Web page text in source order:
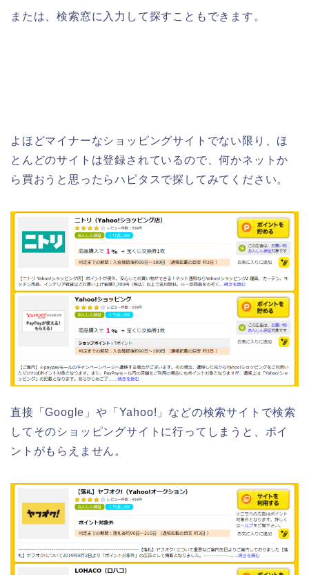
または、検索窓に入力して探すこともできます。
よほどマイナーなショッピングサイトでない限り、ほ
とんどのサイトは登録されているので、何かネットか
ら買おうと思ったらハピタスで探してみてください。
直接「Google」や「Yahoo!」などの検索サイトで検索
してそのショッピングサイトに行ってしまうと、ポイ
ントがもらえません。